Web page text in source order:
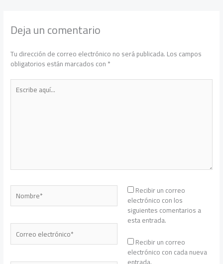
Deja un comentario
Tu dirección de correo electrónico no será publicada.Los campos
obligatorios están marcados con*
Escribe
aquí...
Nombre*
Correo
electrónico*
Recibir un correo
electrónico con los
siguientes comentarios a
esta entrada.
Recibir un correo
electrónico con cada nueva